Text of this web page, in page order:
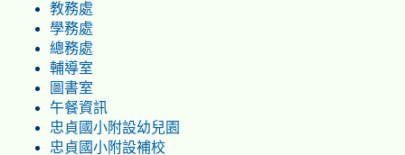
教務處
學務處
總務處
輔導室
圖書室
午餐資訊
忠貞國小附設幼兒園
忠貞國小附設補校